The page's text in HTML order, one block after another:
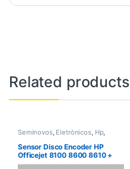
Related products
Seminovos, Eletrònicos, Hp,
Sensor Disco Encoder HP
Officejet 8100 8600 8610 +
Flat (CM751-80016)